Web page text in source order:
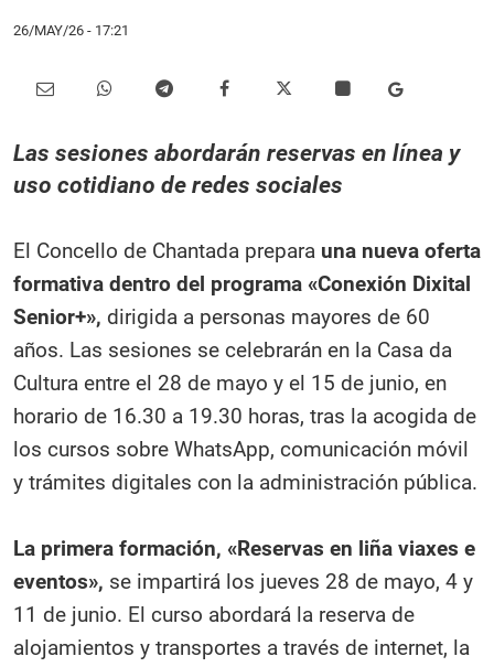
26/MAY/26 - 17:21
Las sesiones abordarán reservas en línea y
uso cotidiano de redes sociales
El Concello de Chantada prepara una nueva oferta
formativa dentro del programa «Conexión Dixital
Senior+», dirigida a personas mayores de 60
años. Las sesiones se celebrarán en la Casa da
Cultura entre el 28 de mayo y el 15 de junio, en
horario de 16.30 a 19.30 horas, tras la acogida de
los cursos sobre WhatsApp, comunicación móvil
y trámites digitales con la administración pública.
La primera formación, «Reservas en liña viaxes e
eventos», se impartirá los jueves 28 de mayo, 4 y
11 de junio. El curso abordará la reserva de
alojamientos y transportes a través de internet, la